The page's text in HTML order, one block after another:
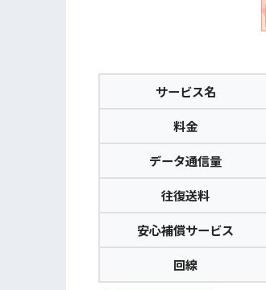
サービス名
料金
データ通信量
往復送料
安心補償サービス
回線